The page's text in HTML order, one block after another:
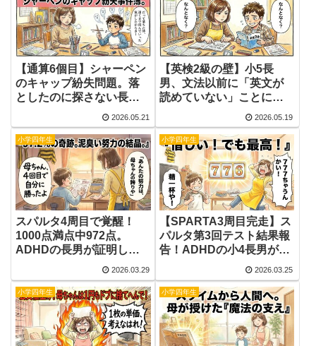
【通算6個目】シャーペン
のキャップ紛失問題。落
としたのに探さない長男
と、鉛筆強制送還を決意
した母の切なき葛藤。
2026.05.21
【英検2級の壁】小5長
男、文法以前に「英文が
読めていない」ことに気
づいた母の選択。
2026.05.19
小学四年生
スパルタ4周目で覚醒！
1000点満点中972点。
ADHDの長男が証明した
2026.03.29
小学四年生
【SPARTA3周目完走】ス
パルタ第3回テスト結果報
告！ADHDの小4長男が
1000点満点に挑んだ軌跡
2026.03.25
小学四年生 小学四年生